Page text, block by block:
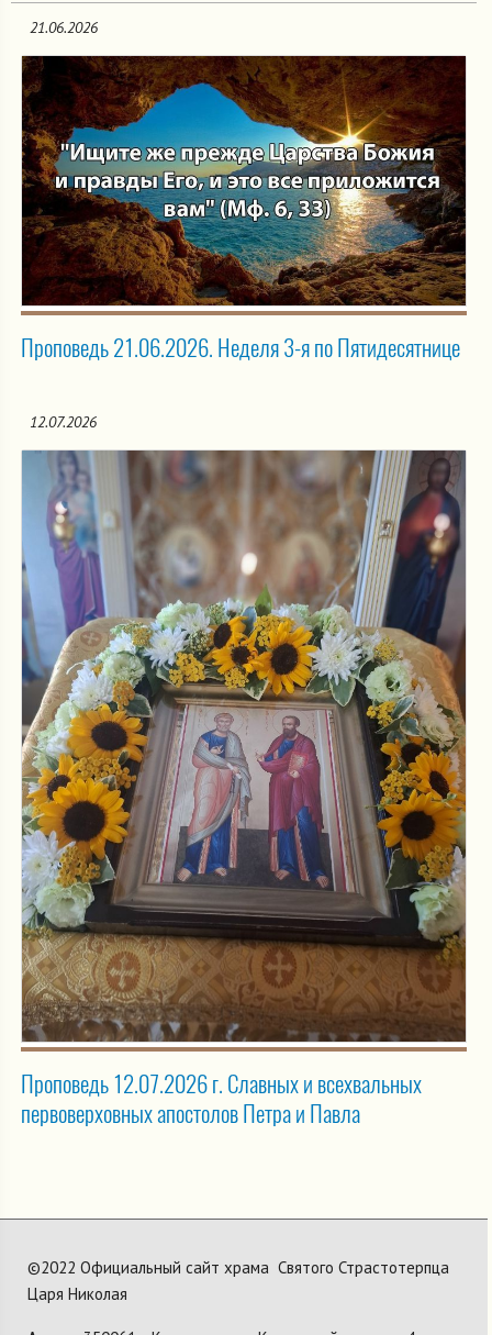
21.06.2026
Проповедь 21.06.2026. Неделя 3-я по Пятидесятнице
12.07.2026
Проповедь 12.07.2026 г. Славных и всехвальных
первоверховных апостолов Петра и Павла
©2022 Официальный сайт храма Святого Страстотерпца
Царя Николая